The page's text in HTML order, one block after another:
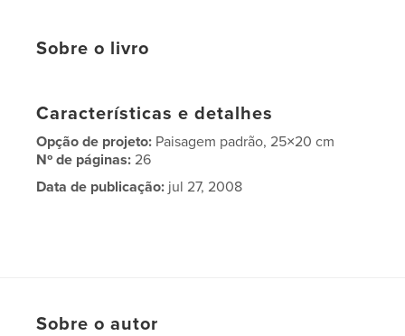
Sobre o livro
Características e detalhes
Opção de projeto: Paisagem padrão, 25×20 cm
Nº de páginas:26
Data de publicação: jul 27, 2008
Sobre o autor